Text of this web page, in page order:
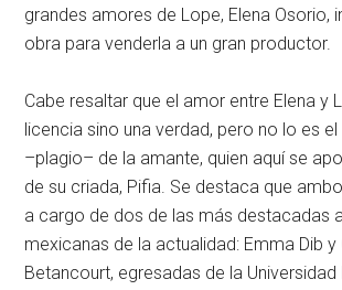
grandes amores de Lope, Elena Osorio,
obra para venderla a un gran productor.
Cabe resaltar que el amor entre Elena y
licencia sino una verdad, pero no lo es
–plagio– de la amante, quien aquí se
de su criada, Pifia. Se destaca que
a cargo de dos de las más destacadas
mexicanas de la actualidad: Emma Dib y
Betancourt, egresadas de la Universidad